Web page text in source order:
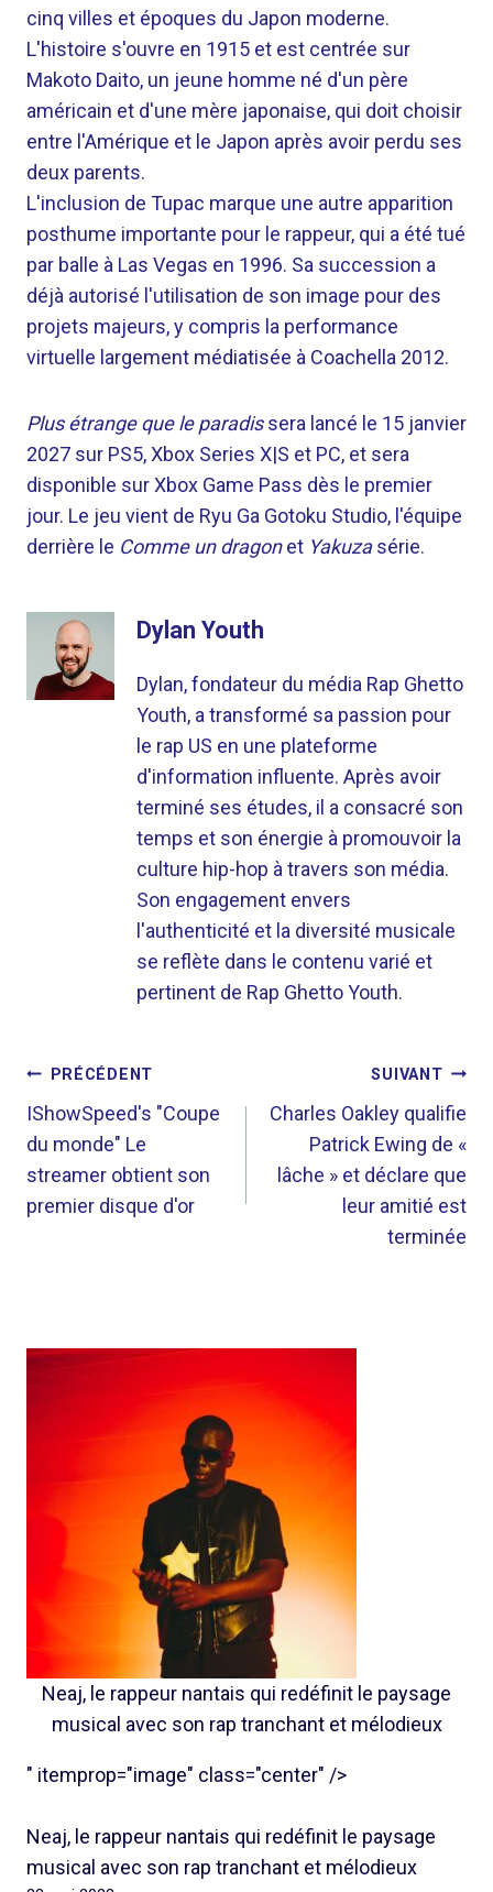
cinq villes et époques du Japon moderne.
L'histoire s'ouvre en 1915 et est centrée sur
Makoto Daito, un jeune homme né d'un père
américain et d'une mère japonaise, qui doit choisir
entre l'Amérique et le Japon après avoir perdu ses
deux parents.
L'inclusion de Tupac marque une autre apparition
posthume importante pour le rappeur, qui a été tué
par balle à Las Vegas en 1996. Sa succession a
déjà autorisé l'utilisation de son image pour des
projets majeurs, y compris la performance
virtuelle largement médiatisée à Coachella 2012.
Plus étrange que le paradissera lancé le 15 janvier
2027 sur PS5, Xbox Series X|S et PC, et sera
disponible sur Xbox Game Pass dès le premier
jour. Le jeu vient de Ryu Ga Gotoku Studio, l'équipe
derrière le Comme un dragonet Yakuzasérie.
Dylan Youth
Dylan, fondateur du média Rap Ghetto
Youth, a transformé sa passion pour
le rap US en une plateforme
d'information influente. Après avoir
terminé ses études, il a consacré son
temps et son énergie à promouvoir la
culture hip-hop à travers son média.
Son engagement envers
l'authenticité et la diversité musicale
se reflète dans le contenu varié et
pertinent de Rap Ghetto Youth.
NAVIGATION
DE
L’ARTICLE
PRÉCÉDENT
IShowSpeed's "Coupe
du monde" Le
streamer obtient son
premier disque d'or
SUIVANT
Charles Oakley qualifie
Patrick Ewing de «
lâche » et déclare que
leur amitié est
terminée
Neaj, le rappeur nantais qui redéfinit le paysage
musical avec son rap tranchant et mélodieux
" itemprop="image" class="center" />
Neaj, le rappeur nantais qui redéfinit le paysage
musical avec son rap tranchant et mélodieux